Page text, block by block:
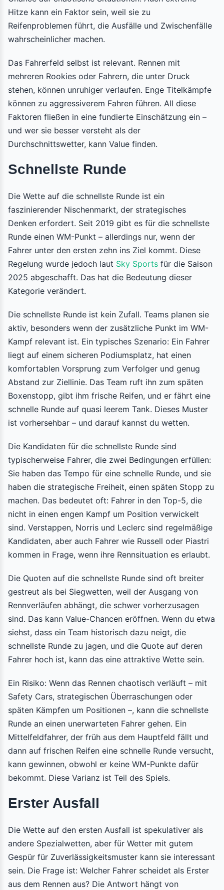
Hitze kann ein Faktor sein, weil sie zu
Reifenproblemen führt, die Ausfälle und Zwischenfälle
wahrscheinlicher machen.
Das Fahrerfeld selbst ist relevant. Rennen mit
mehreren Rookies oder Fahrern, die unter Druck
stehen, können unruhiger verlaufen. Enge Titelkämpfe
können zu aggressiverem Fahren führen. All diese
Faktoren fließen in eine fundierte Einschätzung ein –
und wer sie besser versteht als der
Durchschnittswetter, kann Value finden.
Schnellste Runde
Die Wette auf die schnellste Runde ist ein
faszinierender Nischenmarkt, der strategisches
Denken erfordert. Seit 2019 gibt es für die schnellste
Runde einen WM-Punkt – allerdings nur, wenn der
Fahrer unter den ersten zehn ins Ziel kommt. Diese
Regelung wurde jedoch laut Sky Sports für die Saison
2025 abgeschafft. Das hat die Bedeutung dieser
Kategorie verändert.
Die schnellste Runde ist kein Zufall. Teams planen sie
aktiv, besonders wenn der zusätzliche Punkt im WM-
Kampf relevant ist. Ein typisches Szenario: Ein Fahrer
liegt auf einem sicheren Podiumsplatz, hat einen
komfortablen Vorsprung zum Verfolger und genug
Abstand zur Ziellinie. Das Team ruft ihn zum späten
Boxenstopp, gibt ihm frische Reifen, und er fährt eine
schnelle Runde auf quasi leerem Tank. Dieses Muster
ist vorhersehbar – und darauf kannst du wetten.
Die Kandidaten für die schnellste Runde sind
typischerweise Fahrer, die zwei Bedingungen erfüllen:
Sie haben das Tempo für eine schnelle Runde, und sie
haben die strategische Freiheit, einen späten Stopp zu
machen. Das bedeutet oft: Fahrer in den Top-5, die
nicht in einen engen Kampf um Position verwickelt
sind. Verstappen, Norris und Leclerc sind regelmäßige
Kandidaten, aber auch Fahrer wie Russell oder Piastri
kommen in Frage, wenn ihre Rennsituation es erlaubt.
Die Quoten auf die schnellste Runde sind oft breiter
gestreut als bei Siegwetten, weil der Ausgang von
Rennverläufen abhängt, die schwer vorherzusagen
sind. Das kann Value-Chancen eröffnen. Wenn du etwa
siehst, dass ein Team historisch dazu neigt, die
schnellste Runde zu jagen, und die Quote auf deren
Fahrer hoch ist, kann das eine attraktive Wette sein.
Ein Risiko: Wenn das Rennen chaotisch verläuft – mit
Safety Cars, strategischen Überraschungen oder
späten Kämpfen um Positionen –, kann die schnellste
Runde an einen unerwarteten Fahrer gehen. Ein
Mittelfeldfahrer, der früh aus dem Hauptfeld fällt und
dann auf frischen Reifen eine schnelle Runde versucht,
kann gewinnen, obwohl er keine WM-Punkte dafür
bekommt. Diese Varianz ist Teil des Spiels.
Erster Ausfall
Die Wette auf den ersten Ausfall ist spekulativer als
andere Spezialwetten, aber für Wetter mit gutem
Gespür für Zuverlässigkeitsmuster kann sie interessant
sein. Die Frage ist: Welcher Fahrer scheidet als Erster
aus dem Rennen aus? Die Antwort hängt von